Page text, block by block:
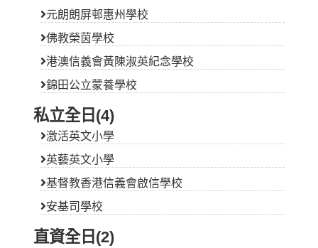
元朗朗屏邨惠州學校
佛教榮茵學校
港澳信義會黃陳淑英紀念學校
錦田公立蒙養學校
私立全日(4)
激活英文小學
英藝英文小學
基督教香港信義會啟信學校
安基司學校
直資全日(2)